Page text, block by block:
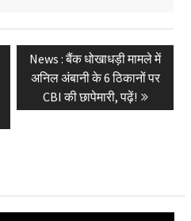
Next
post:
News : बैंक धोखाधड़ी मामले में
अनिल अंबानी के 6 ठिकानों पर
CBI की छापेमारी, पढ़ें!